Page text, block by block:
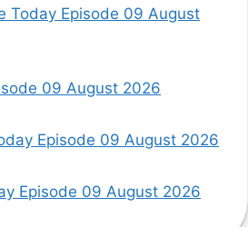
Today Episode 09 August
09 August 2026
Episode 09 August 2026
Episode 09 August 2026